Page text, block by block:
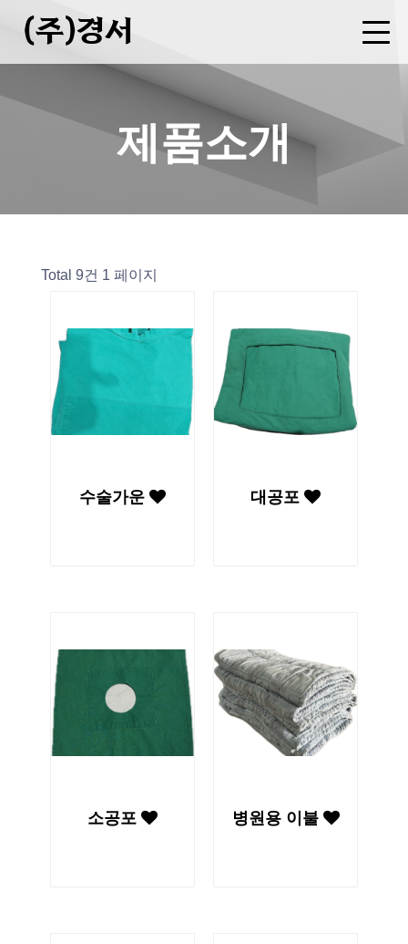
제품소개
(주)경서
회사소개
CEO 인사말
기업현황
연혁
오시는길
사업분야
병원복 제조
세탁물 용역
폐기물 중간처분업(소각)
수집운반업
증기(스팀)판매업
제품소개
FAQ
Total 9건 1 페이지
수술가운 대공포
소공포 병원용 이불